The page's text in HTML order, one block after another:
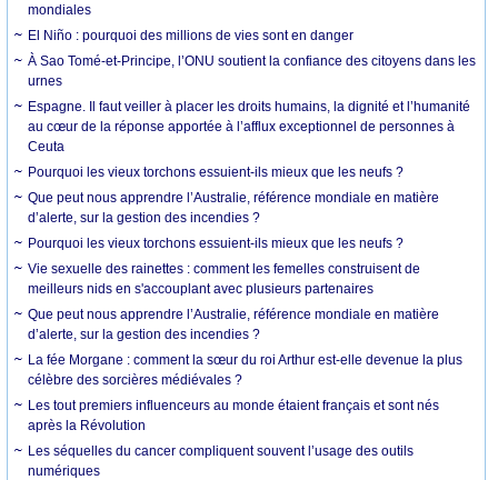
mondiales
El Niño : pourquoi des millions de vies sont en danger
À Sao Tomé-et-Principe, l’ONU soutient la confiance des citoyens dans les
urnes
Espagne. Il faut veiller à placer les droits humains, la dignité et l’humanité
au cœur de la réponse apportée à l’afflux exceptionnel de personnes à
Ceuta
Pourquoi les vieux torchons essuient-ils mieux que les neufs ?
Que peut nous apprendre l’Australie, référence mondiale en matière
d’alerte, sur la gestion des incendies ?
Pourquoi les vieux torchons essuient-ils mieux que les neufs ?
Vie sexuelle des rainettes : comment les femelles construisent de
meilleurs nids en s'accouplant avec plusieurs partenaires
Que peut nous apprendre l’Australie, référence mondiale en matière
d’alerte, sur la gestion des incendies ?
La fée Morgane : comment la sœur du roi Arthur est-elle devenue la plus
célèbre des sorcières médiévales ?
Les tout premiers influenceurs au monde étaient français et sont nés
après la Révolution
Les séquelles du cancer compliquent souvent l’usage des outils
numériques